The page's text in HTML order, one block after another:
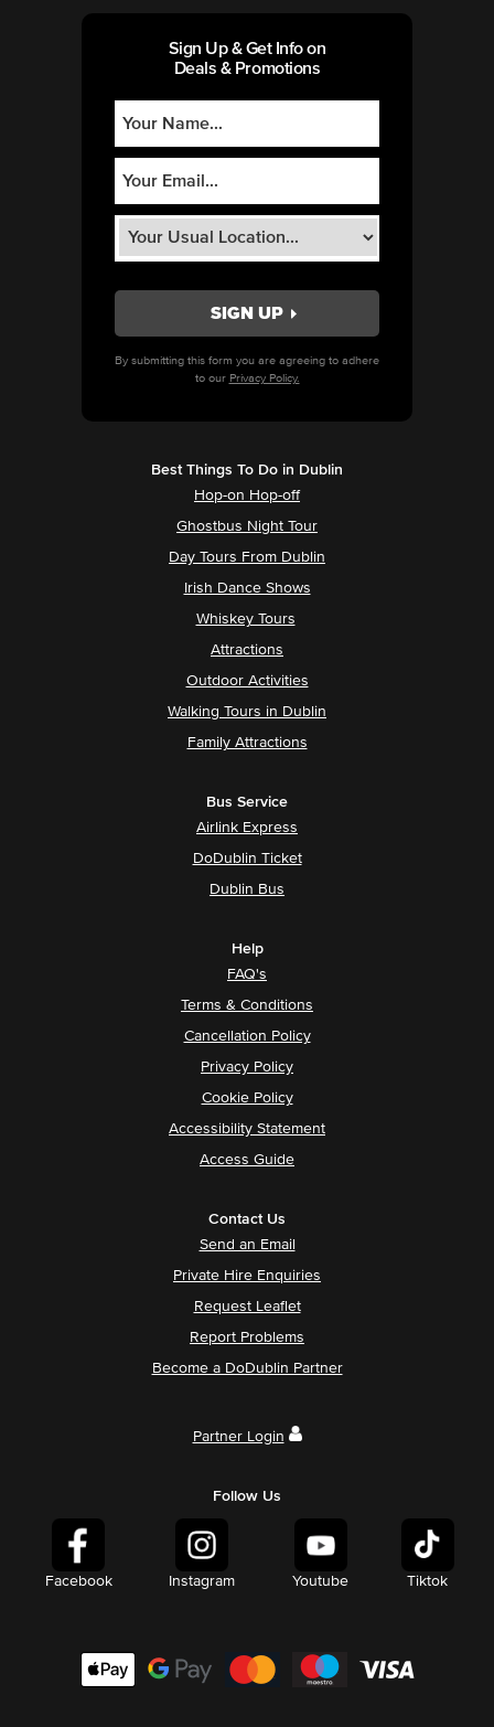
Sign Up & Get Info on
Deals & Promotions
By submitting this form you are agreeing to adhere
to our Privacy Policy.
Best Things To Do in Dublin
Hop-on Hop-off
Ghostbus Night Tour
Day Tours From Dublin
Irish Dance Shows
Whiskey Tours
Attractions
Outdoor Activities
Walking Tours in Dublin
Family Attractions
Bus Service
Airlink Express
DoDublin Ticket
Dublin Bus
Help
FAQ's
Terms & Conditions
Cancellation Policy
Privacy Policy
Cookie Policy
Accessibility Statement
Access Guide
Contact Us
Send an Email
Private Hire Enquiries
Request Leaflet
Report Problems
Become a DoDublin Partner
Partner Login
Follow Us
Facebook Instagram Youtube Tiktok